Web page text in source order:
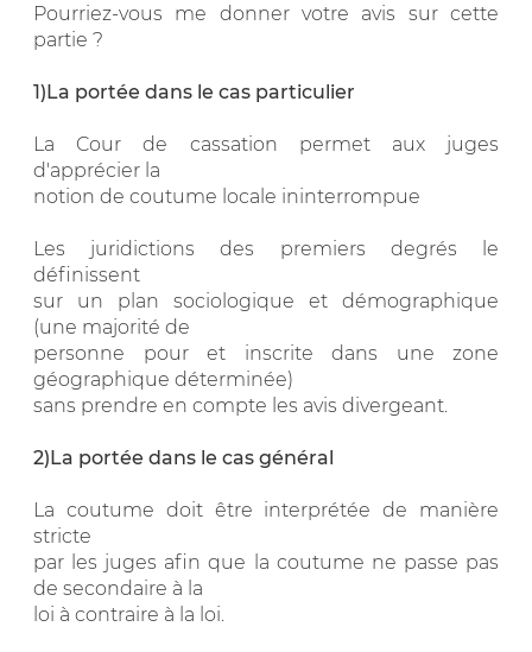
Pourriez-vous me donner votre avis sur cette
partie ?
1)La portée dans le cas particulier
La Cour de cassation permet aux juges
d'apprécier la
notion de coutume locale ininterrompue
Les juridictions des premiers degrés le
définissent
sur un plan sociologique et démographique
(une majorité de
personne pour et inscrite dans une zone
géographique déterminée)
sans prendre en compte les avis divergeant.
2)La portée dans le cas général
La coutume doit être interprétée de manière
stricte
par les juges afin que la coutume ne passe pas
de secondaire à la
loi à contraire à la loi.